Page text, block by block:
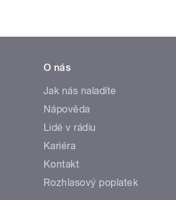
O nás
Jak nás naladíte
Nápověda
Lidé v rádiu
Kariéra
Kontakt
Rozhlasový poplatek